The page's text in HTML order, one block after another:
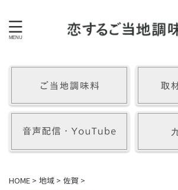
HOME > 地域 > 佐賀 >